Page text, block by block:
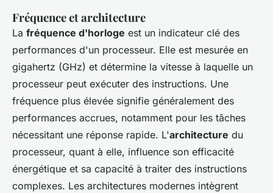
Fréquence et architecture
La fréquence d'horloge est un indicateur clé des
performances d'un processeur. Elle est mesurée en
gigahertz (GHz) et détermine la vitesse à laquelle un
processeur peut exécuter des instructions. Une
fréquence plus élevée signifie généralement des
performances accrues, notamment pour les tâches
nécessitant une réponse rapide. L'architecture du
processeur, quant à elle, influence son efficacité
énergétique et sa capacité à traiter des instructions
complexes. Les architectures modernes intègrent